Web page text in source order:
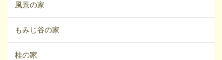
風景の家
もみじ谷の家
桂の家